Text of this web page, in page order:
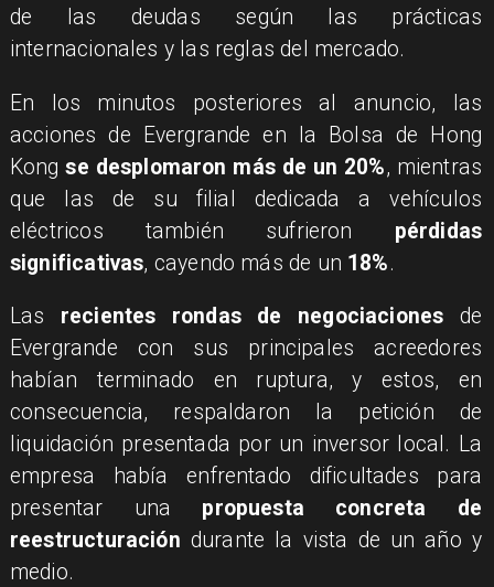
de las deudas según las prácticas
internacionales y las reglas del mercado.
​En los minutos posteriores al anuncio, las
acciones de Evergrande en la Bolsa de Hong
Kongse desplomaron más de un 20%, mientras
que las de su filial dedicada a vehículos
eléctricos también sufrieron pérdidas
significativas, cayendo más de un 18%.
​Las recientes rondas de negociaciones de
Evergrande con sus principales acreedores
habían terminado en ruptura, y estos, en
consecuencia, respaldaron la petición de
liquidación presentada por un inversor local. La
empresa había enfrentado dificultades para
presentar una propuesta concreta de
reestructuración durante la vista de un año y
medio.